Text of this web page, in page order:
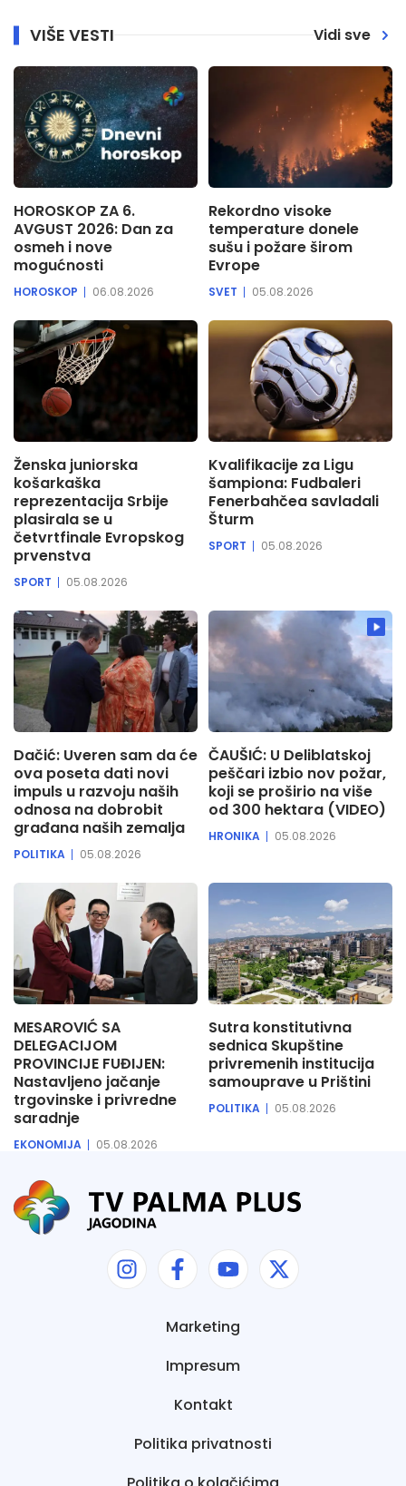
VIŠE VESTI Vidi sve
HOROSKOP ZA 6.
AVGUST 2026: Dan za
osmeh i nove
mogućnosti
HOROSKOP 06.08.2026
Rekordno visoke
temperature donele
sušu i požare širom
Evrope
SVET 05.08.2026
Ženska juniorska
košarkaška
reprezentacija Srbije
plasirala se u
četvrtfinale Evropskog
prvenstva
SPORT 05.08.2026
Kvalifikacije za Ligu
šampiona: Fudbaleri
Fenerbahčea savladali
Šturm
SPORT 05.08.2026
Dačić: Uveren sam da će
ova poseta dati novi
impuls u razvoju naših
odnosa na dobrobit
građana naših zemalja
POLITIKA 05.08.2026
ČAUŠIĆ: U Deliblatskoj
peščari izbio nov požar,
koji se proširio na više
od 300 hektara (VIDEO)
HRONIKA 05.08.2026
MESAROVIĆ SA
DELEGACIJOM
PROVINCIJE FUĐIJEN:
Nastavljeno jačanje
trgovinske i privredne
saradnje
EKONOMIJA 05.08.2026
Sutra konstitutivna
sednica Skupštine
privremenih institucija
samouprave u Prištini
POLITIKA 05.08.2026
Marketing
Impresum
Kontakt
Politika privatnosti